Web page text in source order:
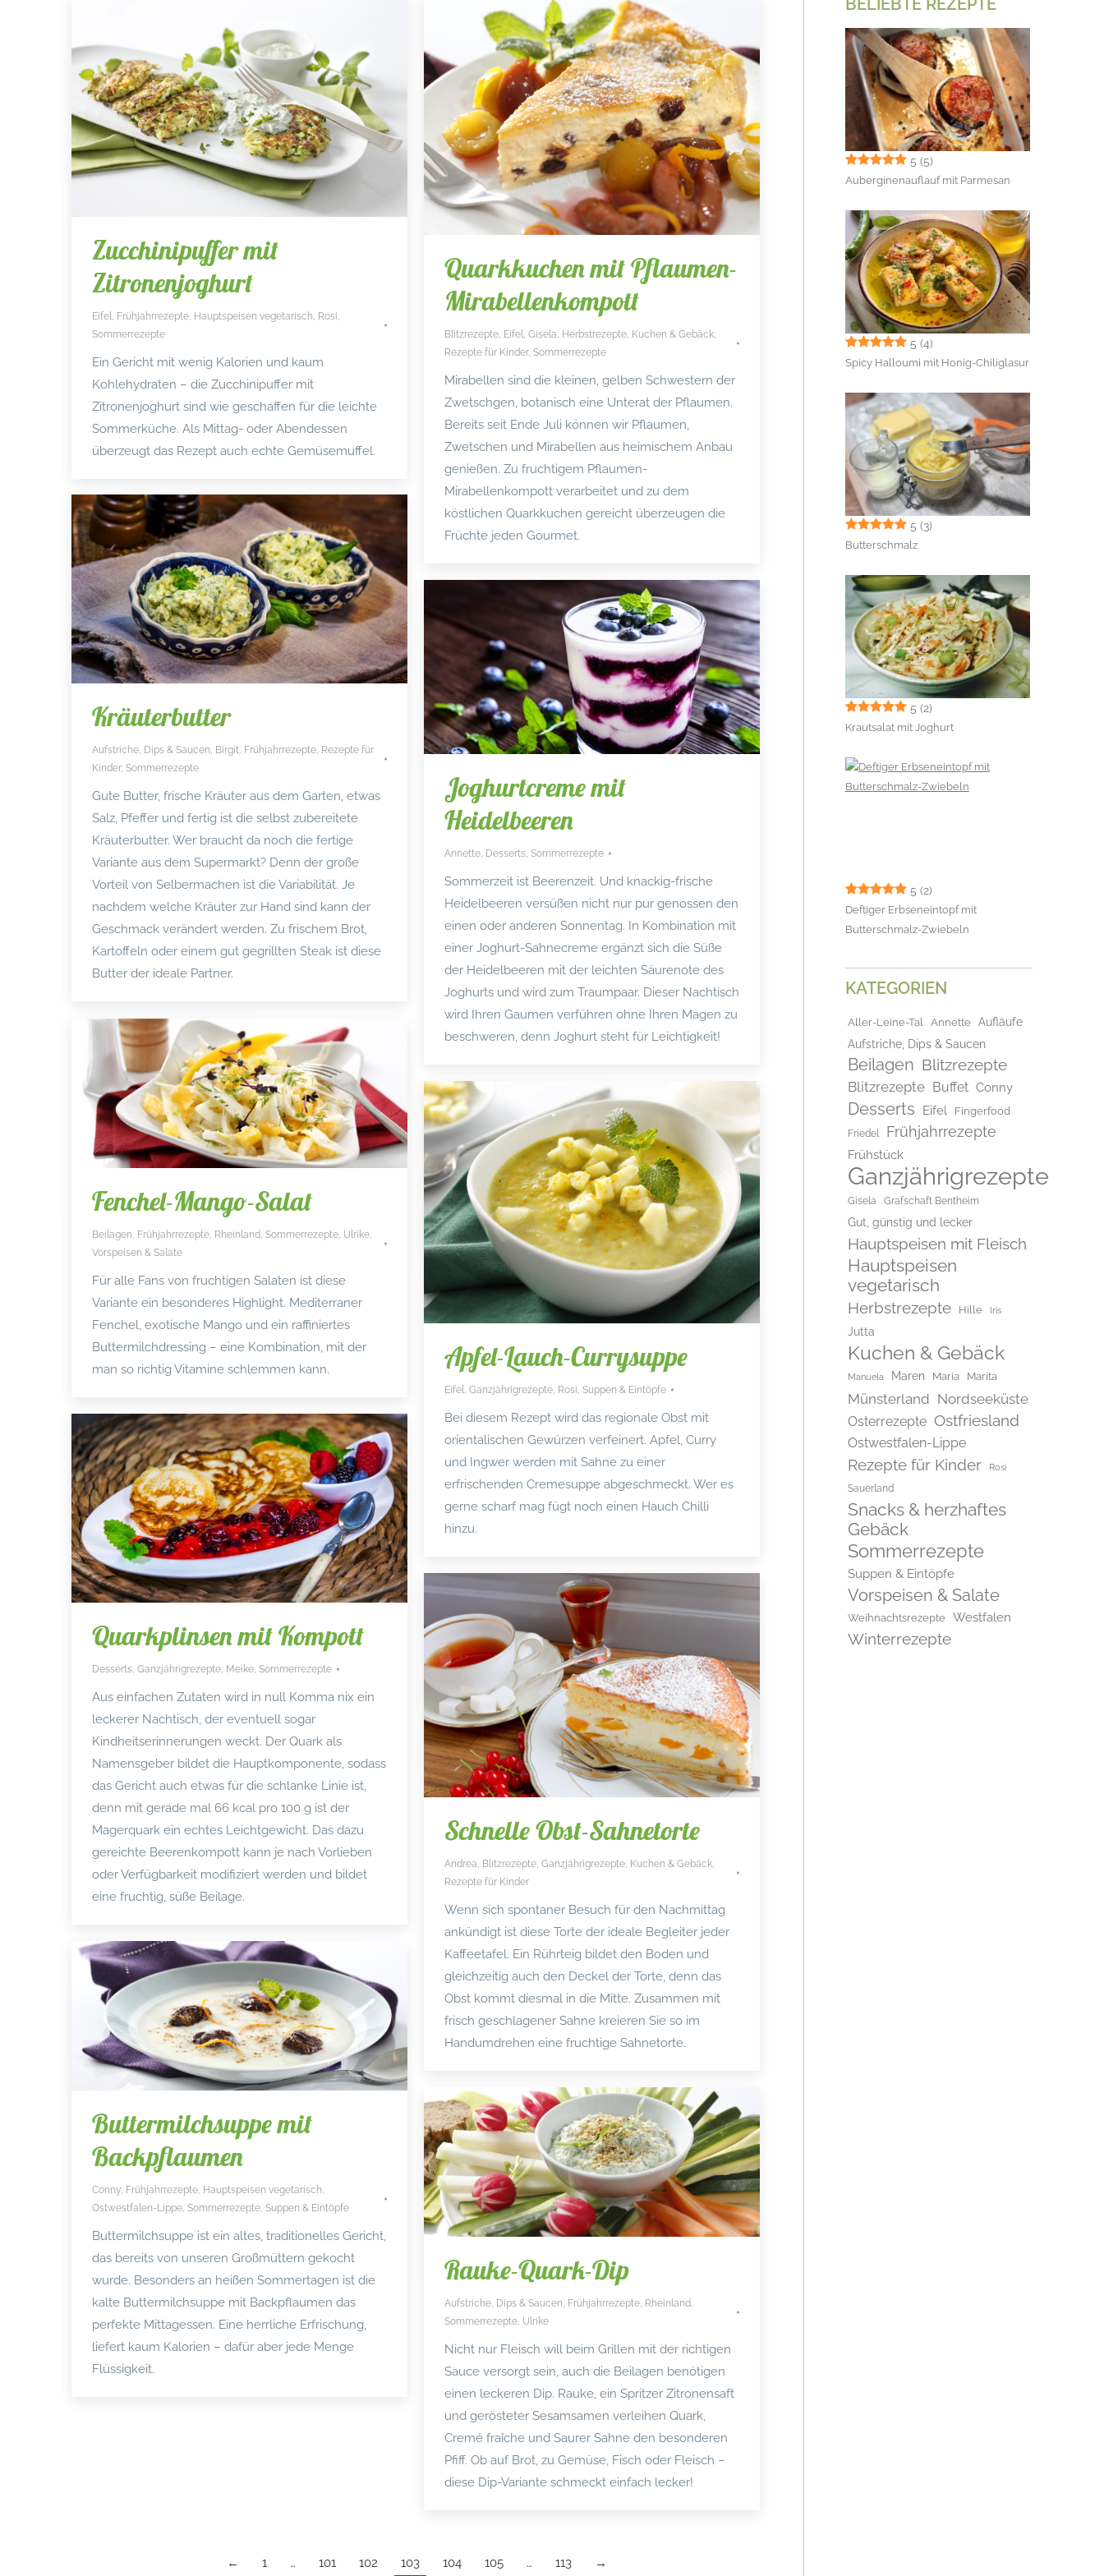
Zucchinipuffer mit
Zitronenjoghurt
Eifel, Frühjahrrezepte, Hauptspeisen vegetarisch, Rosi,
Sommerrezepte
Ein Gericht mit wenig Kalorien und kaum
Kohlehydraten – die Zucchinipuffer mit
Zitronenjoghurt sind wie geschaffen für die leichte
Sommerküche. Als Mittag- oder Abendessen
überzeugt das Rezept auch echte Gemüsemuffel.
Quarkkuchen mit Pflaumen-
Mirabellenkompott
Blitzrezepte, Eifel, Gisela, Herbstrezepte, Kuchen & Gebäck,
Rezepte für Kinder, Sommerrezepte
Mirabellen sind die kleinen, gelben Schwestern der
Zwetschgen, botanisch eine Unterat der Pflaumen.
Bereits seit Ende Juli können wir Pflaumen,
Zwetschen und Mirabellen aus heimischem Anbau
genießen. Zu fruchtigem Pflaumen-
Mirabellenkompott verarbeitet und zu dem
köstlichen Quarkkuchen gereicht überzeugen die
Früchte jeden Gourmet.
Kräuterbutter
Aufstriche, Dips & Saucen, Birgit, Frühjahrrezepte, Rezepte für
Kinder, Sommerrezepte
Gute Butter, frische Kräuter aus dem Garten, etwas
Salz, Pfeffer und fertig ist die selbst zubereitete
Kräuterbutter. Wer braucht da noch die fertige
Variante aus dem Supermarkt? Denn der große
Vorteil von Selbermachen ist die Variabilität. Je
nachdem welche Kräuter zur Hand sind kann der
Geschmack verändert werden. Zu frischem Brot,
Kartoffeln oder einem gut gegrillten Steak ist diese
Butter der ideale Partner.
Joghurtcreme mit
Heidelbeeren
Annette, Desserts, Sommerrezepte
Sommerzeit ist Beerenzeit. Und knackig-frische
Heidelbeeren versüßen nicht nur pur genossen den
einen oder anderen Sonnentag. In Kombination mit
einer Joghurt-Sahnecreme ergänzt sich die Süße
der Heidelbeeren mit der leichten Säurenote des
Joghurts und wird zum Traumpaar. Dieser Nachtisch
wird Ihren Gaumen verführen ohne Ihren Magen zu
beschweren, denn Joghurt steht für Leichtigkeit!
Fenchel-Mango-Salat
Beilagen, Frühjahrrezepte, Rheinland, Sommerrezepte, Ulrike,
Vorspeisen & Salate
Für alle Fans von fruchtigen Salaten ist diese
Variante ein besonderes Highlight. Mediterraner
Fenchel, exotische Mango und ein raffiniertes
Buttermilchdressing – eine Kombination, mit der
man so richtig Vitamine schlemmen kann.
Apfel-Lauch-Currysuppe
Eifel, Ganzjährigrezepte, Rosi, Suppen & Eintöpfe
Bei diesem Rezept wird das regionale Obst mit
orientalischen Gewürzen verfeinert. Apfel, Curry
und Ingwer werden mit Sahne zu einer
erfrischenden Cremesuppe abgeschmeckt. Wer es
gerne scharf mag fügt noch einen Hauch Chilli
hinzu.
Quarkplinsen mit Kompott
Desserts, Ganzjährigrezepte, Meike, Sommerrezepte
Aus einfachen Zutaten wird in null Komma nix ein
leckerer Nachtisch, der eventuell sogar
Kindheitserinnerungen weckt. Der Quark als
Namensgeber bildet die Hauptkomponente, sodass
das Gericht auch etwas für die schlanke Linie ist,
denn mit gerade mal 66 kcal pro 100 g ist der
Magerquark ein echtes Leichtgewicht. Das dazu
gereichte Beerenkompott kann je nach Vorlieben
oder Verfügbarkeit modifiziert werden und bildet
eine fruchtig, süße Beilage.
Schnelle Obst-Sahnetorte
Andrea, Blitzrezepte, Ganzjährigrezepte, Kuchen & Gebäck,
Rezepte für Kinder
Wenn sich spontaner Besuch für den Nachmittag
ankündigt ist diese Torte der ideale Begleiter jeder
Kaffeetafel. Ein Rührteig bildet den Boden und
gleichzeitig auch den Deckel der Torte, denn das
Obst kommt diesmal in die Mitte. Zusammen mit
frisch geschlagener Sahne kreieren Sie so im
Handumdrehen eine fruchtige Sahnetorte.
Buttermilchsuppe mit
Backpflaumen
Conny, Frühjahrrezepte, Hauptspeisen vegetarisch,
Ostwestfalen-Lippe, Sommerrezepte, Suppen & Eintöpfe
Buttermilchsuppe ist ein altes, traditionelles Gericht,
das bereits von unseren Großmüttern gekocht
wurde. Besonders an heißen Sommertagen ist die
kalte Buttermilchsuppe mit Backpflaumen das
perfekte Mittagessen. Eine herrliche Erfrischung,
liefert kaum Kalorien – dafür aber jede Menge
Flüssigkeit.
Rauke-Quark-Dip
Aufstriche, Dips & Saucen, Frühjahrrezepte, Rheinland,
Sommerrezepte, Ulrike
Nicht nur Fleisch will beim Grillen mit der richtigen
Sauce versorgt sein, auch die Beilagen benötigen
einen leckeren Dip. Rauke, ein Spritzer Zitronensaft
und gerösteter Sesamsamen verleihen Quark,
Cremé fraîche und Saurer Sahne den besonderen
Pfiff. Ob auf Brot, zu Gemüse, Fisch oder Fleisch –
diese Dip-Variante schmeckt einfach lecker!
← 1 … 101 102 103 104 105 … 113 →
BELIEBTE REZEPTE
5 (5)
Auberginenauflauf mit Parmesan
5 (4)
Spicy Halloumi mit Honig-Chiliglasur
5 (3)
Butterschmalz
5 (2)
Krautsalat mit Joghurt
5 (2)
Deftiger Erbseneintopf mit
Butterschmalz-Zwiebeln
KATEGORIEN
Aller-Leine-Tal Annette
Aufläufe
Aufstriche, Dips & Saucen
Beilagen Blitzrezepte
Blitzrezepte Buffet Conny
Desserts Eifel Fingerfood
Friedel Frühjahrrezepte
Frühstück
Ganzjährigrezepte
Gisela Grafschaft Bentheim
Gut, günstig und lecker
Hauptspeisen mit Fleisch
Hauptspeisen
vegetarisch
Herbstrezepte Hille Iris
Jutta
Kuchen & Gebäck
Manuela Maren Maria Marita
Münsterland Nordseeküste
Osterrezepte Ostfriesland
Ostwestfalen-Lippe
Rezepte für Kinder
Rosi
Sauerland
Snacks & herzhaftes
Gebäck
Sommerrezepte
Suppen & Eintöpfe
Vorspeisen & Salate
Weihnachtsrezepte Westfalen
Winterrezepte